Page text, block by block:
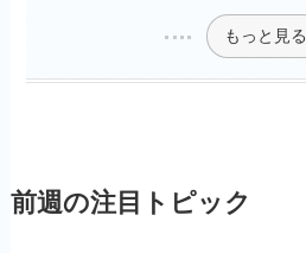
もっと見る
前週の注目トピック